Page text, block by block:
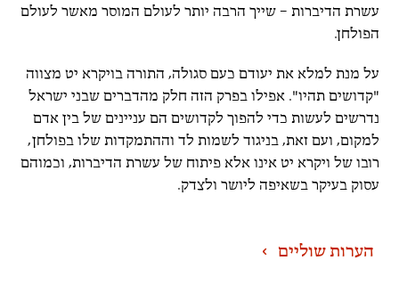
עשרת הדיברות – שייך הרבה יותר לעולם המוסר מאשר לעולם
הפולחן.
על מנת למלא את יעודם כעם סגולה, התורה בויקרא יט מצווה
"קדושים תהיו". אפילו בפרק הזה חלק מהדברים שבני ישראל
נדרשים לעשות כדי להפוך לקדושים הם עניינים של בין אדם
למקום, ועם זאת, בניגוד לשמות לד וההתמקדות שלו בפולחן,
רובו של ויקרא יט אינו אלא פיתוח של עשרת הדיברות, וכמוהם
עסוק בעיקר בשאיפה ליושר ולצדק.
הערות שוליים